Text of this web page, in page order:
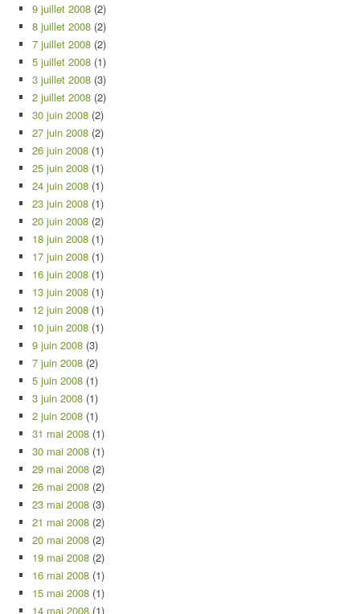
9 juillet 2008 (2)
8 juillet 2008 (2)
7 juillet 2008 (2)
5 juillet 2008 (1)
3 juillet 2008 (3)
2 juillet 2008 (2)
30 juin 2008 (2)
27 juin 2008 (2)
26 juin 2008 (1)
25 juin 2008 (1)
24 juin 2008 (1)
23 juin 2008 (1)
20 juin 2008 (2)
18 juin 2008 (1)
17 juin 2008 (1)
16 juin 2008 (1)
13 juin 2008 (1)
12 juin 2008 (1)
10 juin 2008 (1)
9 juin 2008 (3)
7 juin 2008 (2)
5 juin 2008 (1)
3 juin 2008 (1)
2 juin 2008 (1)
31 mai 2008 (1)
30 mai 2008 (1)
29 mai 2008 (2)
26 mai 2008 (2)
23 mai 2008 (3)
21 mai 2008 (2)
20 mai 2008 (2)
19 mai 2008 (2)
16 mai 2008 (1)
15 mai 2008 (1)
14 mai 2008 (1)